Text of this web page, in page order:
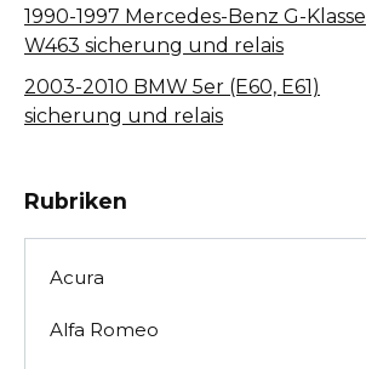
1990-1997 Mercedes-Benz G-Klasse
W463 sicherung und relais
2003-2010 BMW 5er (E60, E61)
sicherung und relais
Rubriken
Acura
Alfa Romeo